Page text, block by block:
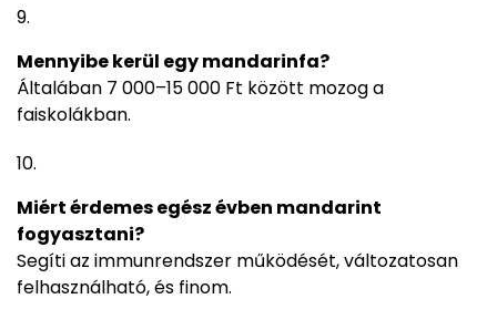
Mennyibe kerül egy mandarinfa?
Általában 7 000–15 000 Ft között mozog a
faiskolákban.
Miért érdemes egész évben mandarint
fogyasztani?
Segíti az immunrendszer működését, változatosan
felhasználható, és finom.